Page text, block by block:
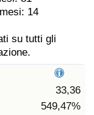
14
su tutti gli
33,36
549,47%